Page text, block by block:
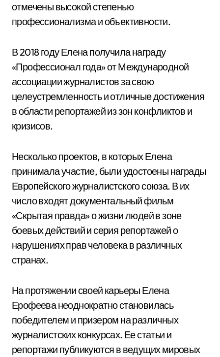
отмечены высокой степенью
профессионализма и объективности.
В 2018 году Елена получила награду
«Профессионал года» от Международной
ассоциации журналистов за свою
целеустремленность и отличные достижения
в области репортажей из зон конфликтов и
кризисов.
Несколько проектов, в которых Елена
принимала участие, были удостоены награды
Европейского журналистского союза. В их
число входят документальный фильм
«Скрытая правда» о жизни людей в зоне
боевых действий и серия репортажей о
нарушениях прав человека в различных
странах.
На протяжении своей карьеры Елена
Ерофеева неоднократно становилась
победителем и призером на различных
журналистских конкурсах. Ее статьи и
репортажи публикуются в ведущих мировых